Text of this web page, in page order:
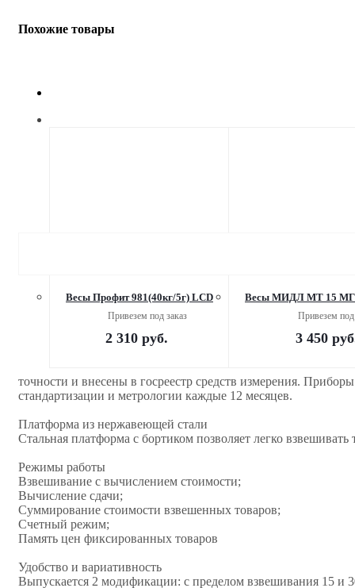
Похожие товары
Весы Профит 981(40кг/5г) LCD
Привезем под заказ
2 310 руб.
Весы МИДЛ МТ 15
Привезем под
3 450
точности и внесены в госреестр средств измерения.
стандартизации и метрологии каждые 12 месяцев.
Платформа из нержавеющей стали
Стальная платформа с бортиком позволяет легко
Режимы работы
Взвешивание с вычислением стоимости;
Вычисление сдачи;
Суммирование стоимости взвешенных товаров;
Счетный режим;
Память цен фиксированных товаров
Удобство и вариативность
Выпускается 2 модификации: с пределом взвешивания 15 и